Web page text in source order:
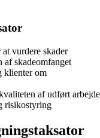
vurdere skader
af skadeomfanget
klienter om
af udført arbejde
risikostyring